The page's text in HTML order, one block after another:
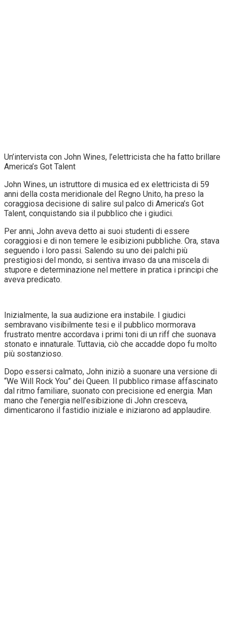
Un’intervista con John Wines, l’elettricista che ha fatto brillare
America’s Got Talent
John Wines, un istruttore di musica ed ex elettricista di 59
anni della costa meridionale del Regno Unito, ha preso la
coraggiosa decisione di salire sul palco di America’s Got
Talent, conquistando sia il pubblico che i giudici.
Per anni, John aveva detto ai suoi studenti di essere
coraggiosi e di non temere le esibizioni pubbliche. Ora, stava
seguendo i loro passi. Salendo su uno dei palchi più
prestigiosi del mondo, si sentiva invaso da una miscela di
stupore e determinazione nel mettere in pratica i principi che
aveva predicato.
Inizialmente, la sua audizione era instabile. I giudici
sembravano visibilmente tesi e il pubblico mormorava
frustrato mentre accordava i primi toni di un riff che suonava
stonato e innaturale. Tuttavia, ciò che accadde dopo fu molto
più sostanzioso.
Dopo essersi calmato, John iniziò a suonare una versione di
“We Will Rock You” dei Queen. Il pubblico rimase affascinato
dal ritmo familiare, suonato con precisione ed energia. Man
mano che l’energia nell’esibizione di John cresceva,
dimenticarono il fastidio iniziale e iniziarono ad applaudire.